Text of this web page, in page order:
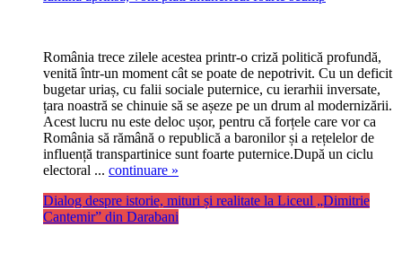
România trece zilele acestea printr-o criză politică profundă,
venită într-un moment cât se poate de nepotrivit. Cu un deficit
bugetar uriaș, cu falii sociale puternice, cu ierarhii inversate,
țara noastră se chinuie să se așeze pe un drum al modernizării.
Acest lucru nu este deloc ușor, pentru că forțele care vor ca
România să rămână o republică a baronilor și a rețelelor de
influență transpartinice sunt foarte puternice.După un ciclu
electoral ... continuare »
Dialog despre istorie, mituri și realitate la Liceul „Dimitrie
Cantemir” din Darabani